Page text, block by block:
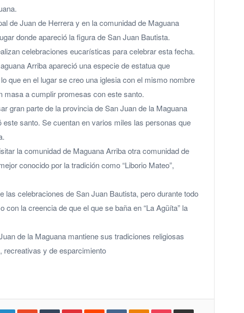
de Juan de Herrera y en la comunidad de Maguana
donde apareció la figura de San Juan Bautista.
celebraciones eucarísticas para celebrar esta fecha.
Arriba apareció una especie de estatua que
que en el lugar se creo una iglesia con el mismo nombre
masa a cumplir promesas con este santo.
gran parte de la provincia de San Juan de la Maguana
santo. Se cuentan en varios miles las personas que
la comunidad de Maguana Arriba otra comunidad de
conocido por la tradición como “Liborio Mateo”,
las celebraciones de San Juan Bautista, pero durante todo
la creencia de que el que se baña en “La Agüíta” la
de la Maguana mantiene sus tradiciones religiosas
recreativas y de esparcimiento
LinkedInStumbleUpon
TumblrPinterestReddit VKontakteOdnoklassniki
PocketCompartir por Correo